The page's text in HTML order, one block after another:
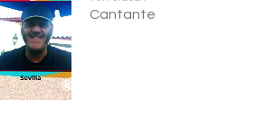
Cantante